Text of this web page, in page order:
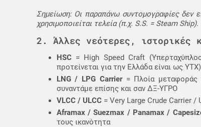
Σημείωση: Οι παραπάνω συντομογραφίες δεν
χρησιμοποιείται τελεία (π.χ. S.S. = Steam Ship).
2. Άλλες νεότερες, ιστορικές
HSC= High Speed Craft
προτείνεται για την Ελλάδα είναι ως ΥΤΧ)
LNG / LPG Carrier= Πλοία μεταφοράς
συναντάμε επίσης και σαν ΔΞ-ΥΓΡΟ
VLCC / ULCC= Very Large Crude Carrier /
Aframax / Suezmax / Panamax /
τους ικανότητα